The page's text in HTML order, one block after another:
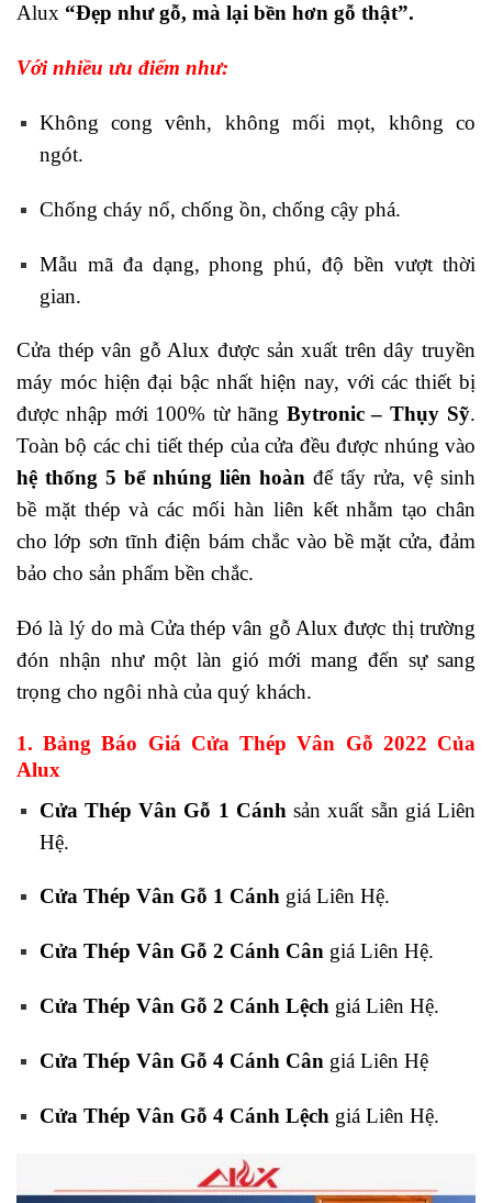
Alux “Đẹp như gỗ, mà lại bền hơn gỗ thật”.
Với nhiều ưu điểm như:
Không cong vênh, không mối mọt, không co
ngót.
Chống cháy nổ, chống ồn, chống cậy phá.
Mẫu mã đa dạng, phong phú, độ bền vượt thời
gian.
Cửa thép vân gỗ Alux được sản xuất trên dây truyền
máy móc hiện đại bậc nhất hiện nay, với các thiết bị
được nhập mới 100% từ hãng Bytronic – Thụy Sỹ.
Toàn bộ các chi tiết thép của cửa đều được nhúng vào
hệ thống 5 bể nhúng liên hoàn để tẩy rửa, vệ sinh
bề mặt thép và các mối hàn liên kết nhằm tạo chân
cho lớp sơn tĩnh điện bám chắc vào bề mặt cửa, đảm
bảo cho sản phẩm bền chắc.
Đó là lý do mà Cửa thép vân gỗ Alux được thị trường
đón nhận như một làn gió mới mang đến sự sang
trọng cho ngôi nhà của quý khách.
1. Bảng Báo Giá Cửa Thép Vân Gỗ 2022 Của
Alux
Cửa Thép Vân Gỗ 1 Cánh sản xuất sẵn giá Liên
Hệ.
Cửa Thép Vân Gỗ 1 Cánhgiá Liên Hệ.
Cửa Thép Vân Gỗ 2 Cánh Cân giá Liên Hệ.
Cửa Thép Vân Gỗ 2 Cánh Lệch giá Liên Hệ.
Cửa Thép Vân Gỗ 4 Cánh Cân giá Liên Hệ
Cửa Thép Vân Gỗ 4 Cánh Lệch giá Liên Hệ.